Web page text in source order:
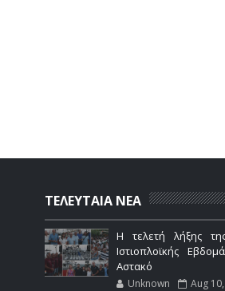
ΤΕΛΕΥΤΑΙΑ ΝΕΑ
Η τελετή λήξης
Ιστιοπλοϊκής
Αστακό
Unknown Aug